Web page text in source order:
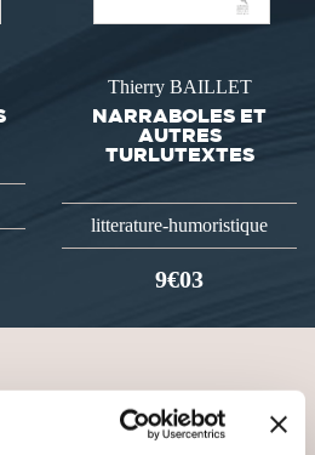
Thierry BAILLET
NARRABOLES ET
AUTRES
TURLUTEXTES
litterature-humoristique
9€03
AUSSI